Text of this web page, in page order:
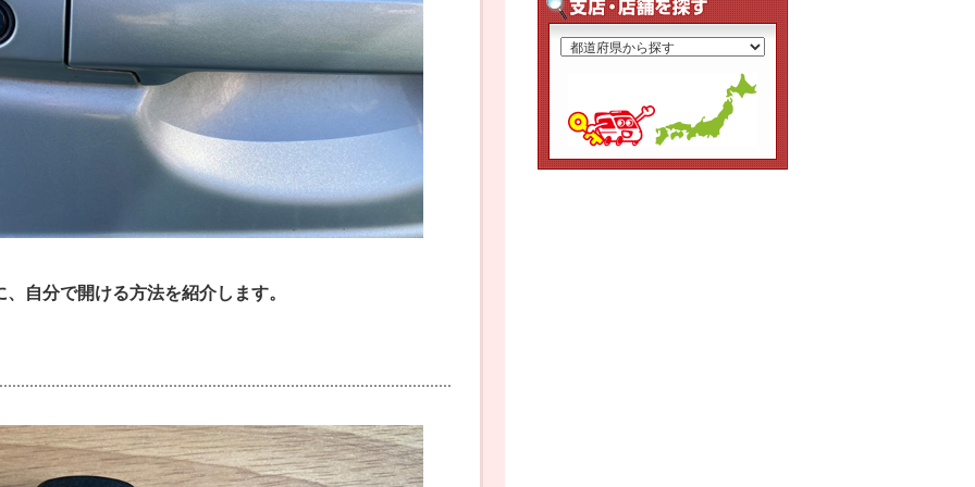
自分で開ける方法を紹介します。